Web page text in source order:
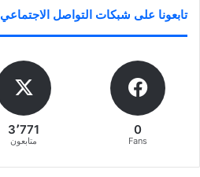
تابعونا على شبكات التواصل الاجتماعي
0
Fans
3٬771
متابعون